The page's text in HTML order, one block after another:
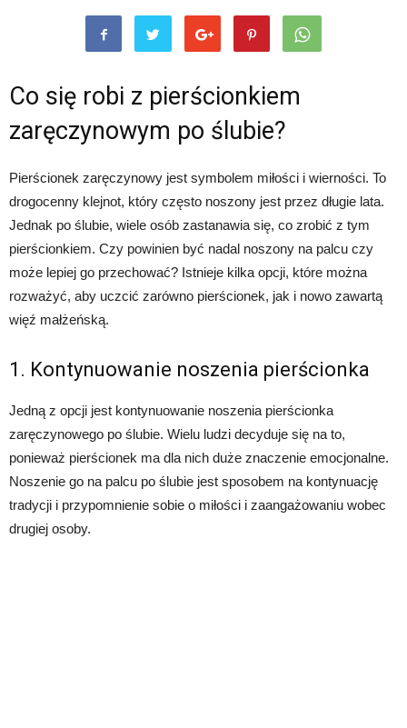
Co się robi z pierścionkiem
zaręczynowym po ślubie?
Pierścionek zaręczynowy jest symbolem miłości i wierności. To
drogocenny klejnot, który często noszony jest przez długie lata.
Jednak po ślubie, wiele osób zastanawia się, co zrobić z tym
pierścionkiem. Czy powinien być nadal noszony na palcu czy
może lepiej go przechować? Istnieje kilka opcji, które można
rozważyć, aby uczcić zarówno pierścionek, jak i nowo zawartą
więź małżeńską.
1. Kontynuowanie noszenia pierścionka
Jedną z opcji jest kontynuowanie noszenia pierścionka
zaręczynowego po ślubie. Wielu ludzi decyduje się na to,
ponieważ pierścionek ma dla nich duże znaczenie emocjonalne.
Noszenie go na palcu po ślubie jest sposobem na kontynuację
tradycji i przypomnienie sobie o miłości i zaangażowaniu wobec
drugiej osoby.